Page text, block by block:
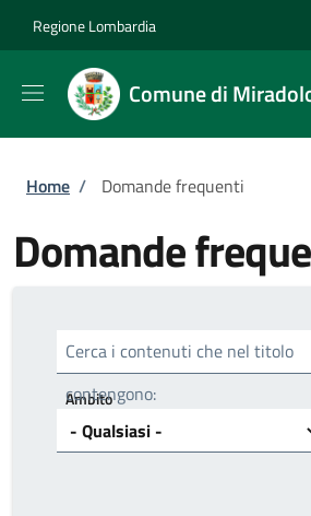
Regione Lombardia
Comune di
Briciole di pane
Home / Domande frequenti
Domande
Cerca i contenuti che nel titolo
contengono:
Ambito